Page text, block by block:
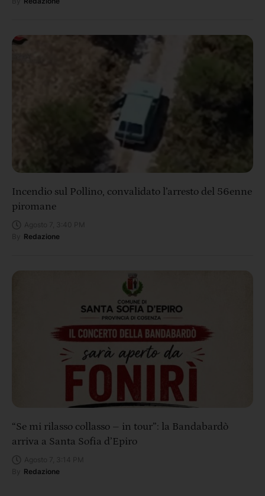
Incendio sul Pollino, convalidato l’arresto del 56enne
piromane
Redazione
“Se mi rilasso collasso – in tour”: la Bandabardò
arriva a Santa Sofia d’Epiro
Redazione